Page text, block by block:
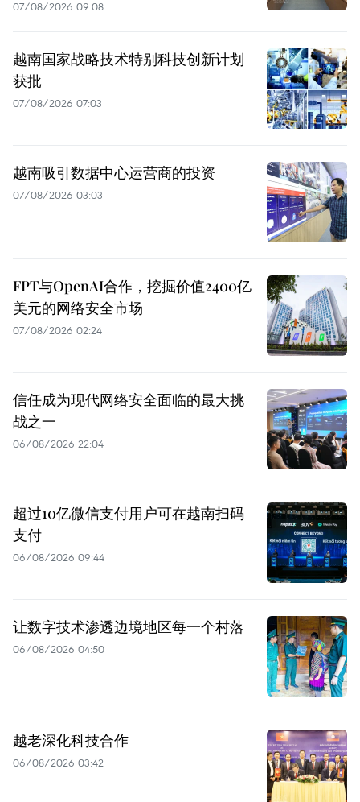
07/08/2026 09:08
越南国家战略技术特别科技创新计划
获批
07/08/2026 07:03
越南吸引数据中心运营商的投资
07/08/2026 03:03
FPT与OpenAI合作，挖掘价值2400亿
美元的网络安全市场
07/08/2026 02:24
信任成为现代网络安全面临的最大挑
战之一
06/08/2026 22:04
超过10亿微信支付用户可在越南扫码
支付
06/08/2026 09:44
让数字技术渗透边境地区每一个村落
06/08/2026 04:50
越老深化科技合作
06/08/2026 03:42